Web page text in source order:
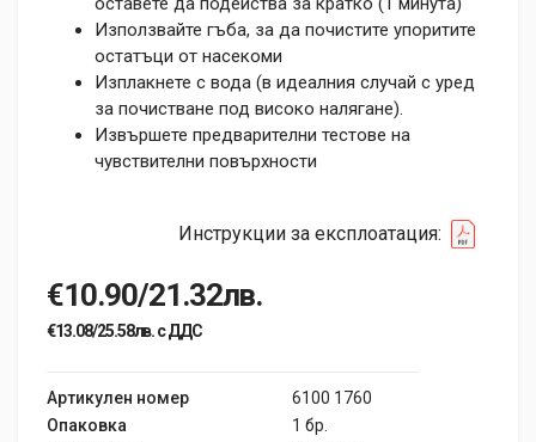
Използвайте гъба, за да почистите упоритите
остатъци от насекоми
Изплакнете с вода (в идеалния случай с уред
за почистване под високо налягане).
Извършете предварителни тестове на
чувствителни повърхности
Инструкции за експлоатация:
€10.90/21.32лв.
€13.08/25.58лв. с ДДС
Артикулен номер
6100 1760
Опаковка
1 бр.